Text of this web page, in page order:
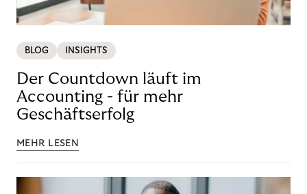
BLOG INSIGHTS
Der Countdown läuft im
Accounting - für mehr
Geschäftserfolg
MEHR LESEN